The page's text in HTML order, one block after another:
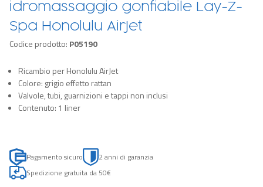
idromassaggio gonfiabile Lay-Z-
Spa Honolulu AirJet
Codice prodotto: P05190
Ricambio per Honolulu AirJet
Colore: grigio effetto rattan
Valvole, tubi, guarnizioni e tappi non inclusi
Contenuto: 1 liner
Pagamento sicuro
2 anni di garanzia
Spedizione gratuita da 50€